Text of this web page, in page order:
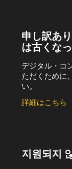
申し訳あ
は古くな
デジタル・コ
ただくために
い。
詳細はこちら
지원되지